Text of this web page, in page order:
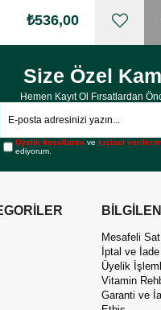
₺536,00
Size Özel
Hemen Kayıt Ol Fırsatlardan
Üyelik koşullarını vekişisel
ediyorum.
Mesafeli
İptal ve
Üyelik
Vitamin
Garanti ve